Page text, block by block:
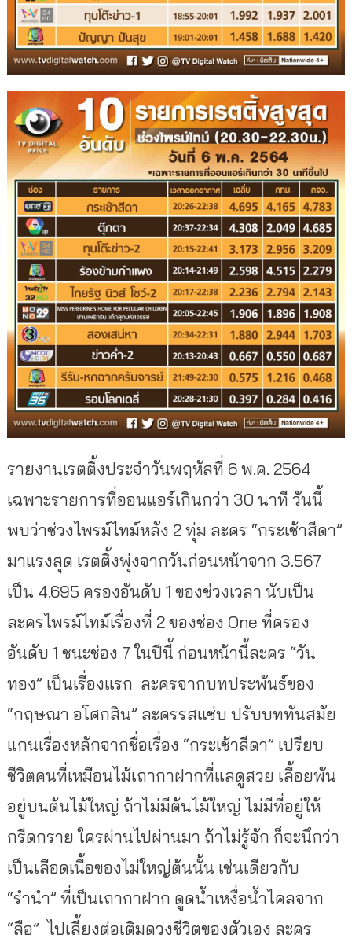
รายงานเรตติ้งประจำวันพฤหัสที่ 6 พ.ค. 2564
เฉพาะรายการที่ออนแอร์เกินกว่า 30 นาที วันนี้
พบว่าช่วงไพรม์ไทม์หลัง 2 ทุ่ม ละคร “กระเช้าสีดา”
มาแรงสุด เรตติ้งพุ่งจากวันก่อนหน้าจาก 3.567
เป็น 4.695 ครองอันดับ 1 ของช่วงเวลา นับเป็น
ละครไพรม์ไทม์เรื่องที่ 2 ของช่อง One ที่ครอง
อันดับ 1 ชนะช่อง 7 ในปีนี้ ก่อนหน้านี้ละคร “วัน
ทอง” เป็นเรื่องแรก ละครจากบทประพันธ์ของ
“กฤษณา อโศกสิน” ละครรสแซ่บ ปรับบททันสมัย
แกนเรื่องหลักจากชื่อเรื่อง “กระเช้าสีดา” เปรียบ
ชีวิตคนที่เหมือนไม้เถากาฝากที่แลดูสวย เลื้อยพัน
อยู่บนต้นไม้ใหญ่ ถ้าไม่มีต้นไม้ใหญ่ ไม่มีที่อยู่ให้
กรีดกราย ใครผ่านไปผ่านมา ถ้าไม่รู้จัก ก็จะนึกว่า
เป็นเลือดเนื้อของไม่ใหญ่ต้นนั้น เช่นเดียวกับ
“รำนำ” ที่เป็นเถากาฝาก ดูดน้ำเหงื่อน้ำไคลจาก
“ลือ” ไปเลี้ยงต่อเติมดวงชีวิตของตัวเอง ละคร